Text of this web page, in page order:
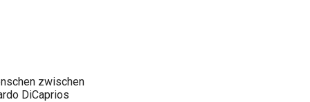
zwischen
DiCaprios